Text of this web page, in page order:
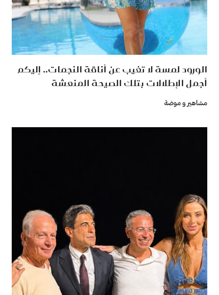
الورود لمسة لا تغيب عن أناقة النجمات.. إليكم
أجمل الإطلالات بتلك الصيحة المنعشة
مشاهير و موضة